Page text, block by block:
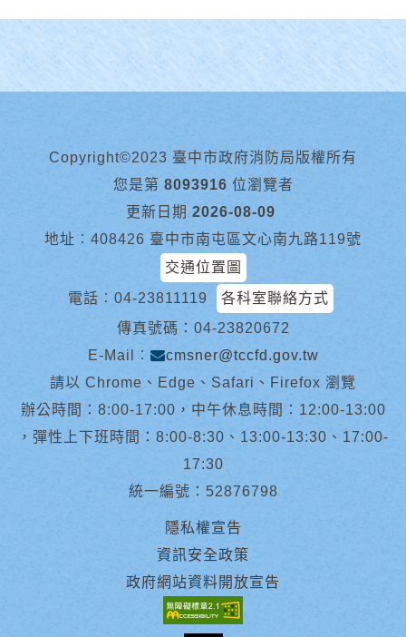
Copyright©2023 臺中市政府消防局版權所有
您是第 8093916 位瀏覽者
更新日期 2026-08-09
地址︰408426 臺中市南屯區文心南九路119號
交通位置圖
電話︰ 04-23811119
各科室聯絡方式
傳真號碼：04-23820672
E-Mail︰
cmsner@tccfd.gov.tw
請以 Chrome、Edge、Safari、Firefox 瀏覽
辦公時間：8:00-17:00，中午休息時間：12:00-13:00
，彈性上下班時間：8:00-8:30、13:00-13:30、17:00-
17:30
統一編號：52876798
隱私權宣告
資訊安全政策
政府網站資料開放宣告